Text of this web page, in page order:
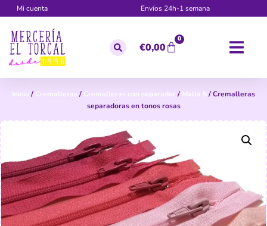
Mi cuenta Envíos 24h-1 semana
€0,00
0
Inicio / Cremalleras / Cremalleras con separador / Malla 5 / Cremalleras
separadoras en tonos rosas